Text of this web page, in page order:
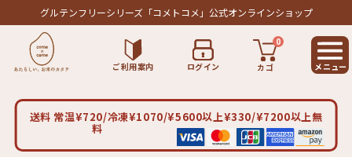
グルテンフリーシリーズ「コメトコメ」公式オンラインショップ
ご利用案内 ログイン カゴ
0
送料 常温¥720/冷凍¥1070/¥5600以上¥330/¥7200以上無
料